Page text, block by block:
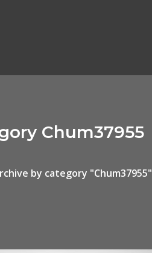
Chum37955
by category "Chum37955"